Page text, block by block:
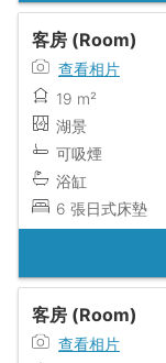
客房 (Room)
查看相片
19 m²
湖景
可吸煙
浴缸
6 張日式床墊
客房 (Room)
查看相片